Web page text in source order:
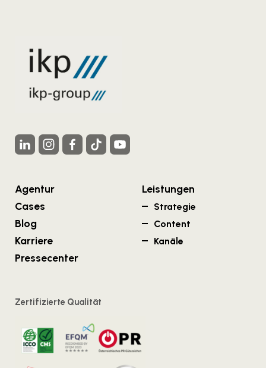
Agentur
Cases
Blog
Karriere
Pressecenter
Leistungen
Strategie
Content
Kanäle
Zertifizierte Qualität